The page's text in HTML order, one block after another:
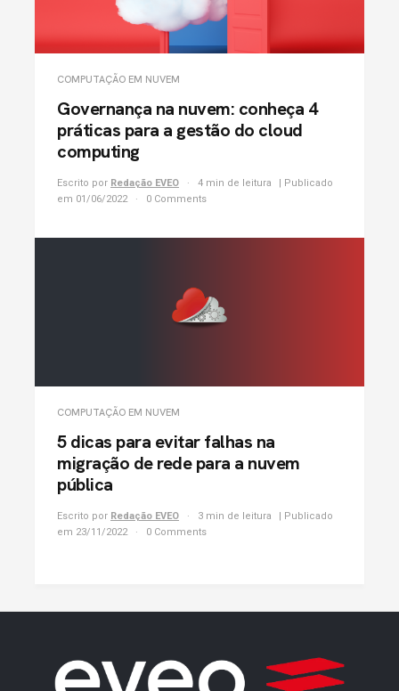
COMPUTAÇÃO EM NUVEM
Governança na nuvem: conheça 4
práticas para a gestão do cloud
computing
Escrito por Redação EVEO 4 min de leitura
| Publicado
em 01/06/2022
0 Comments
COMPUTAÇÃO EM NUVEM
5 dicas para evitar falhas na
migração de rede para a nuvem
pública
Escrito por Redação EVEO 3 min de leitura
| Publicado
em 23/11/2022
0 Comments